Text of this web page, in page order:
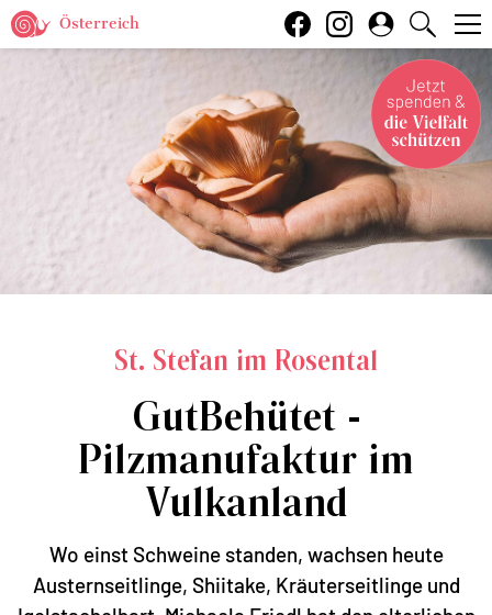
Österreich
St. Stefan im Rosental
GutBehütet -
Pilzmanufaktur im
Vulkanland
Wo einst Schweine standen, wachsen heute
Austernseitlinge, Shiitake, Kräuterseitlinge und